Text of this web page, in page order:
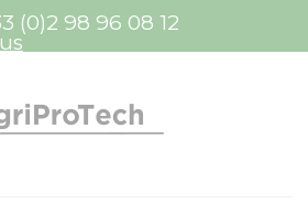
(0)2 98 96 08 12
cookies